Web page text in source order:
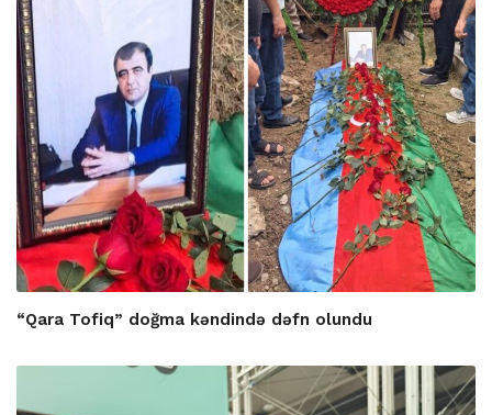
“Qara Tofiq” doğma kəndində dəfn olundu